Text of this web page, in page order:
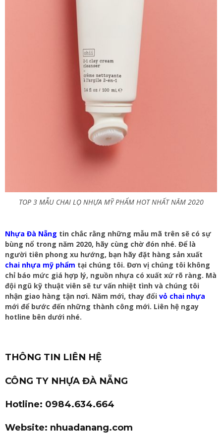
TOP 3 MẪU CHAI LỌ NHỰA MỸ PHẨM HOT NHẤT NĂM 2020
Nhựa Đà Nẵng tin chắc rằng những mẫu mã trên sẽ có sự
bùng nổ trong năm 2020, hãy cùng chờ đón nhé. Để là
người tiên phong xu hướng, bạn hãy đặt hàng sản xuất
chai nhựa mỹ phẩm tại chúng tôi. Đơn vị chúng tôi không
chỉ báo mức giá hợp lý, nguồn nhựa có xuất xứ rõ ràng. Mà
đội ngũ kỹ thuật viên sẽ tư vấn nhiệt tình và chúng tôi
nhận giao hàng tận nơi. Năm mới, thay đổi vỏ chai nhựa
mới để bước đến những thành công mới. Liên hệ ngay
hotline bên dưới nhé.
THÔNG TIN LIÊN HỆ
CÔNG TY NHỰA ĐÀ NẴNG
Hotline: 0984.634.664
Website: nhuadanang.com